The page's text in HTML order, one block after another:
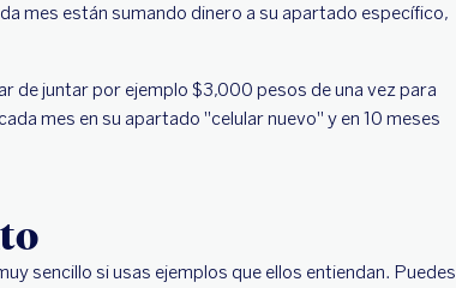
mes están sumando dinero a su apartado específico,
de juntar por ejemplo $3,000 pesos de una vez para
mes en su apartado "celular nuevo" y en 10 meses
sencillo si usas ejemplos que ellos entiendan. Puedes